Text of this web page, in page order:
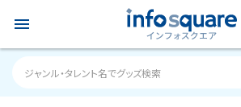
menu